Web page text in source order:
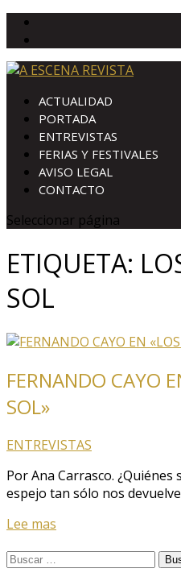
ACTUALIDAD
PORTADA
ENTREVISTAS
FERIAS Y FESTIVALES
AVISO LEGAL
CONTACTO
Seleccionar página
ETIQUETA:
SOL
FERNANDO CAYO
SOL»
ENTREVISTAS
Por Ana Carrasco.
espejo tan sólo nos devuelve
Lee mas
Buscar: